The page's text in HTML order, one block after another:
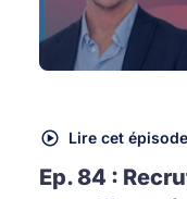
Lire cet épisode
Ep. 84 :